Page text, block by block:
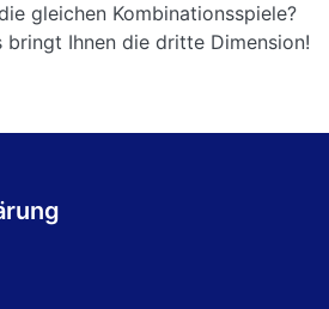
gleichen Kombinationsspiele?
bringt Ihnen die dritte Dimension!